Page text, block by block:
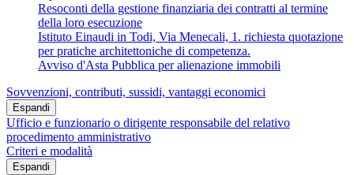
Resoconti della gestione finanziaria dei contratti al termine
della loro esecuzione
Istituto Einaudi in Todi, Via Menecali, 1. richiesta quotazione
per pratiche architettoniche di competenza.
Avviso d'Asta Pubblica per alienazione immobili
Sovvenzioni, contributi, sussidi, vantaggi economici
Espandi
Ufficio e funzionario o dirigente responsabile del relativo
procedimento amministrativo
Criteri e modalità
Espandi